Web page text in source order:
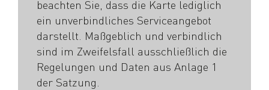
beachten Sie, dass die Karte lediglich
ein unverbindliches Serviceangebot
darstellt. Maßgeblich und verbindlich
sind im Zweifelsfall ausschließlich die
Regelungen und Daten aus Anlage 1
der Satzung.